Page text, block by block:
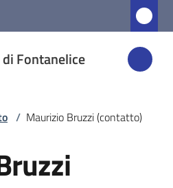
Fontanelice
/ Maurizio Bruzzi (contatto)